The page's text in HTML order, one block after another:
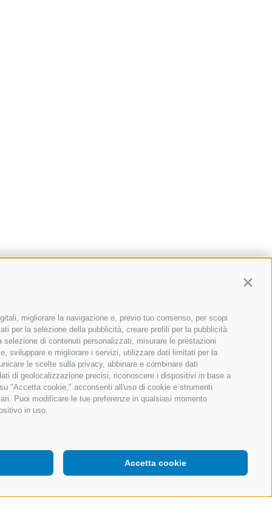
migliorare la navigazione e, previo tuo consenso, per scopi
per la selezione della pubblicità, creare profili per la pubblicità
di contenuti personalizzati, misurare le prestazioni
sviluppare e migliorare i servizi, utilizzare dati limitati per la
le scelte sulla privacy, abbinare e combinare dati
di geolocalizzazione precisi, riconoscere i dispositivi in base a
"Accetta cookie," acconsenti all'uso di cookie e strumenti
Puoi modificare le tue preferenze in qualsiasi momento
in uso.
Accetta cookie
Richiedi demo